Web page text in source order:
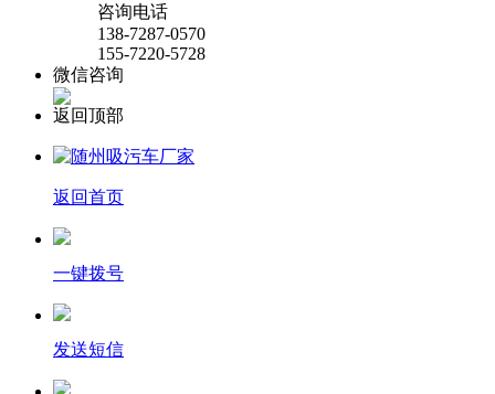
咨询电话
138-7287-0570
155-7220-5728
微信咨询
返回顶部
返回首页
一键拨号
发送短信